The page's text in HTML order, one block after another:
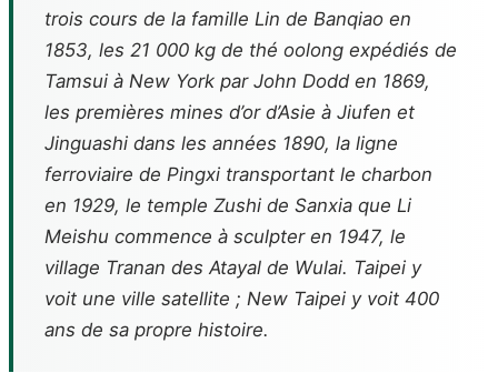
trois cours de la famille Lin de Banqiao en
1853, les 21 000 kg de thé oolong expédiés de
Tamsui à New York par John Dodd en 1869,
les premières mines d’or d’Asie à Jiufen et
Jinguashi dans les années 1890, la ligne
ferroviaire de Pingxi transportant le charbon
en 1929, le temple Zushi de Sanxia que Li
Meishu commence à sculpter en 1947, le
village Tranan des Atayal de Wulai. Taipei y
voit une ville satellite ; New Taipei y voit 400
ans de sa propre histoire.